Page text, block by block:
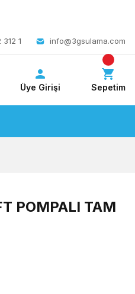
312 1 info@3gsulama.com
Üye Girişi Sepetim
POMPALI TAM